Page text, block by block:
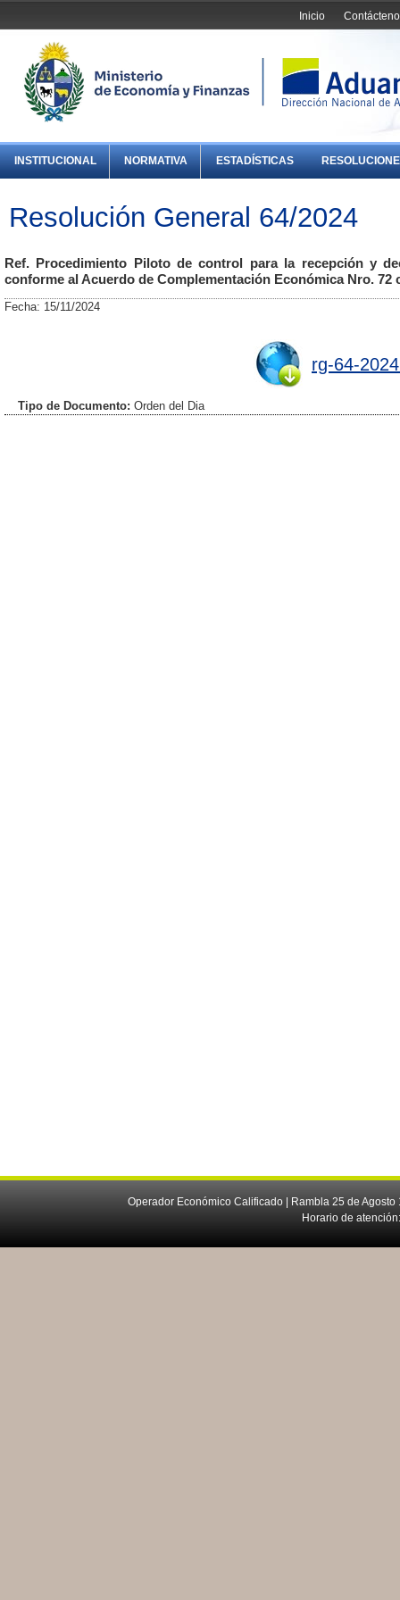
Inicio
INSTITUCIONAL NORMATIVA ESTADÍSTICAS
Resolución General 64/2024
Ref. Procedimiento Piloto de control para la recepción y
conforme al Acuerdo de Complementación Económica Nro. 72
Fecha: 15/11/2024
rg-64-
Tipo de Documento: Orden del Dia
Operador Económico Calificado | Rambla 25 de
Horario de